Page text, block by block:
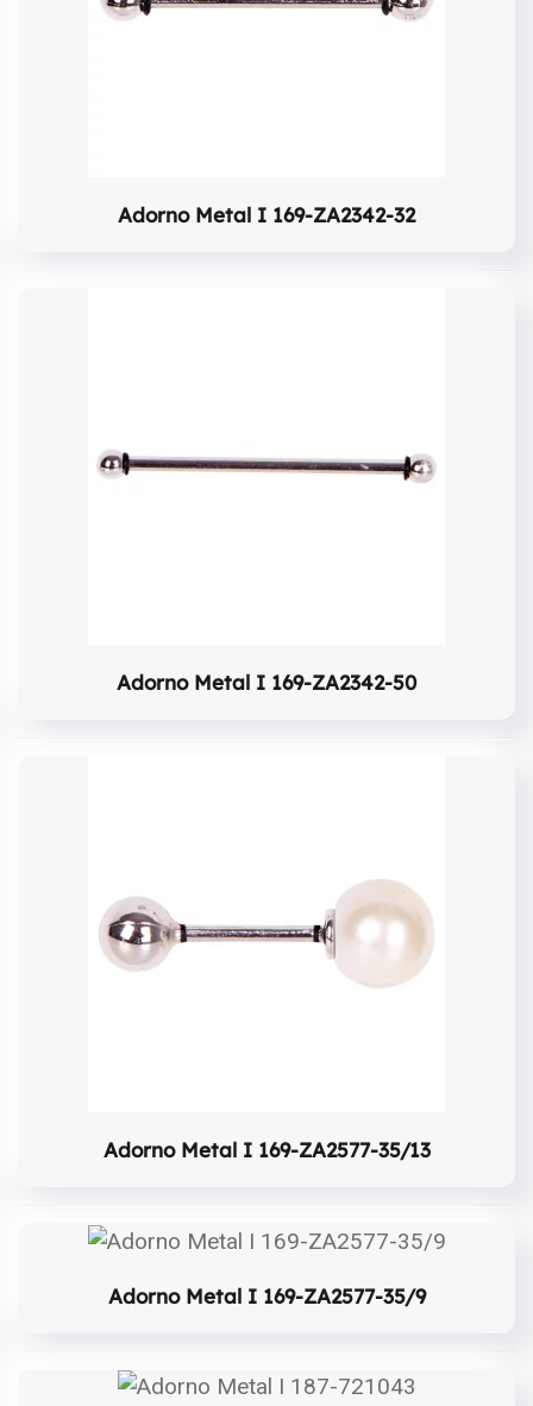
Adorno Metal I 169-ZA2342-32
Adorno Metal I 169-ZA2342-50
Adorno Metal I 169-ZA2577-35/13
Adorno Metal I 169-ZA2577-35/9